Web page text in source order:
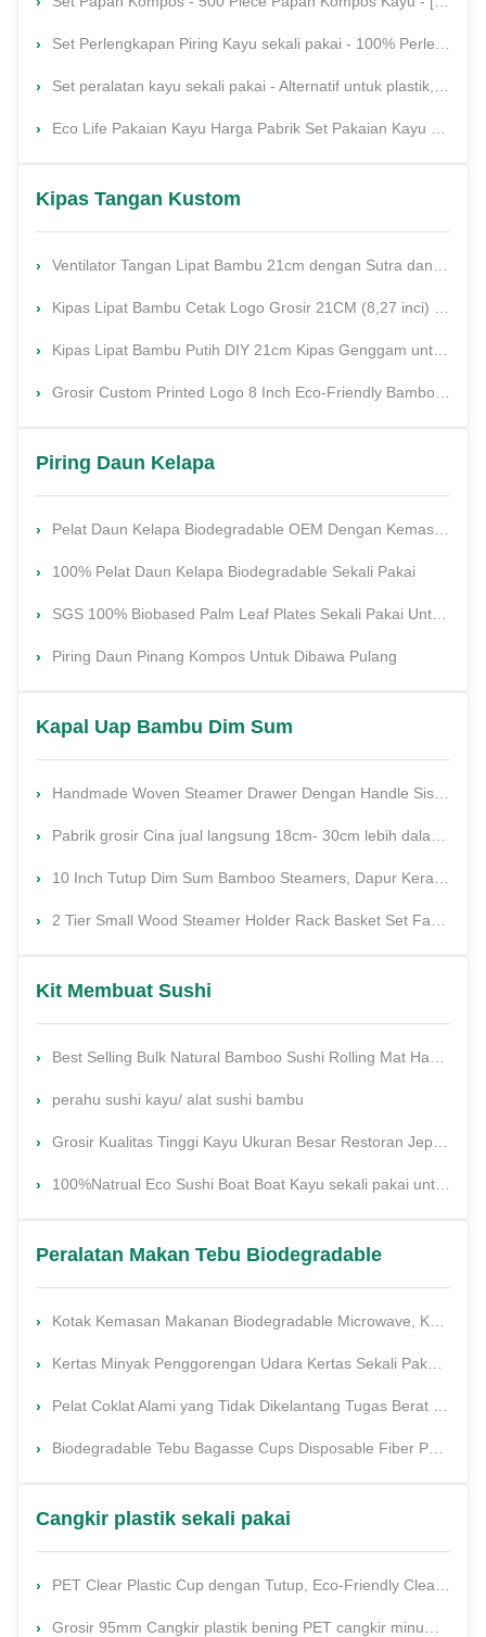
Set Perlengkapan Piring Kayu sekali pakai - 100% Perlengkapan Perak Kayu yang Dapat Dikompos 360 Pcs [120 Garpu, 120 Sapi, 120 Pisau] - Perlengkapan pesta yang dapat digunakan kembali - Perlengkapan kayu sekali pakai - Garpu dan sendok sekali pakai
Set peralatan kayu sekali pakai - Alternatif untuk plastik, ramah lingkungan, biodegradable, kompos Set peralatan kayu - 50 sendok kayu, 50 pisau kayu & 50 garpu kayu
Eco Life Pakaian Kayu Harga Pabrik Set Pakaian Kayu Biodegradable Set Dapur Pakaian Kayu Perjalanan Set
Kipas Tangan Kustom
Ventilator Tangan Lipat Bambu 21cm dengan Sutra dan Logo Khusus untuk Perkawinan
Kipas Lipat Bambu Cetak Logo Grosir 21CM (8,27 inci) Kipas Engkol Tangan dengan Bahan Bambu dan Sutra
Kipas Lipat Bambu Putih DIY 21cm Kipas Genggam untuk Dekorasi Pesta Pernikahan dan Rumah
Grosir Custom Printed Logo 8 Inch Eco-Friendly Bamboo Folding Hand Fan untuk Perkawinan
Piring Daun Kelapa
Pelat Daun Kelapa Biodegradable OEM Dengan Kemasan Laminasi
100% Pelat Daun Kelapa Biodegradable Sekali Pakai
SGS 100% Biobased Palm Leaf Plates Sekali Pakai Untuk Pesta Ulang Tahun Anak-anak
Piring Daun Pinang Kompos Untuk Dibawa Pulang
Kapal Uap Bambu Dim Sum
Handmade Woven Steamer Drawer Dengan Handle Sisi Dumplings Delicacies Tradisional Bambu Steamer
Pabrik grosir Cina jual langsung 18cm- 30cm lebih dalam 2 lapis dapur bambu bulat stimer dengan tutup
10 Inch Tutup Dim Sum Bamboo Steamers, Dapur Keranjang Kukus Momo Nasi Bambu
2 Tier Small Wood Steamer Holder Rack Basket Set Favors 10' 'Mini Bamboo Steamer
Kit Membuat Sushi
Best Selling Bulk Natural Bamboo Sushi Rolling Mat Hasegawa Roll OPP Packaging Mat untuk Pesta Sushi Roll Maker
perahu sushi kayu/ alat sushi bambu
Grosir Kualitas Tinggi Kayu Ukuran Besar Restoran Jepang Sushi Boat Pesta Besar Abs Sushi Boat untuk Sushi
100%Natrual Eco Sushi Boat Boat Kayu sekali pakai untuk makanan Sushi Tray Fast Food
Peralatan Makan Tebu Biodegradable
Kotak Kemasan Makanan Biodegradable Microwave, Kotak Clamshell Khusus
Kertas Minyak Penggorengan Udara Kertas Sekali Pakai Kertas Perkamen Non Stick
Pelat Coklat Alami yang Tidak Dikelantang Tugas Berat Biodegradable Ramah Lingkungan
Biodegradable Tebu Bagasse Cups Disposable Fiber Pulp Cup 12oz Take Out
Cangkir plastik sekali pakai
PET Clear Plastic Cup dengan Tutup, Eco-Friendly Clear Plastic Cup dengan Konsumsi Minuman
Grosir 95mm Cangkir plastik bening PET cangkir minum sekali pakai untuk es jus kopi boba